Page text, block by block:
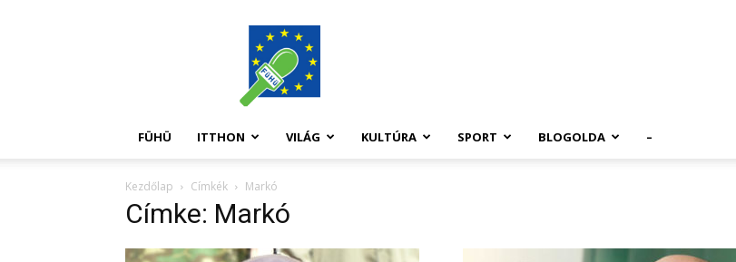
FüHü
FÜHÜ ITTHON VILÁG KULTÚRA SPORT BLOGOLDA –
Kezdőlap Címkék Markó
Címke: Markó